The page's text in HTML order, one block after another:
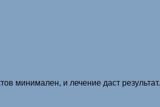
минимален, и лечение даст результат.